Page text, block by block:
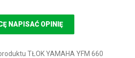
NAPISAĆ OPINIĘ
TŁOK YAMAHA YFM 660